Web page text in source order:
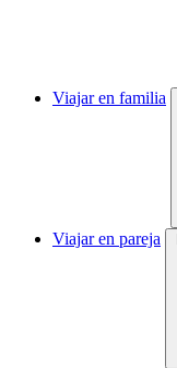
Viajar en familia
Viajar en pareja